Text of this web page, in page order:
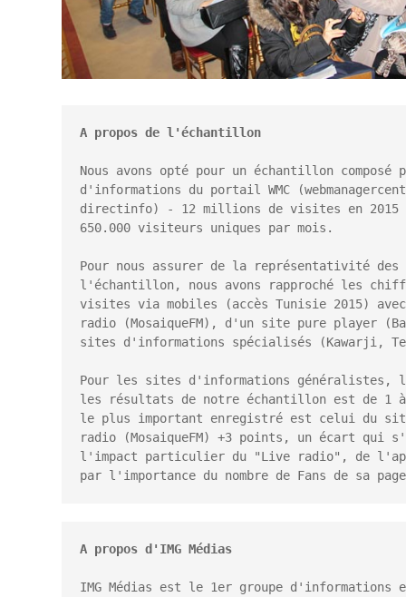
Nous avons opté pour un échantillon
d'informations du portail WMC
directinfo) - 12 millions de visites en 2015
650.000 visiteurs uniques par mois.
Pour nous assurer de la représentativité
l'échantillon, nous avons rapproché les
visites via mobiles (accès Tunisie 2015)
radio (MosaiqueFM), d'un site pure player
sites d'informations spécialisés (Kawarji,
Pour les sites d'informations généralistes,
les résultats de notre échantillon est de 1
le plus important enregistré est celui du
radio (MosaiqueFM) +3 points, un écart qui
l'impact particulier du "Live radio", de
par l'importance du nombre de Fans de sa
A propos d'IMG Médias
IMG Médias est le 1er groupe d'informations